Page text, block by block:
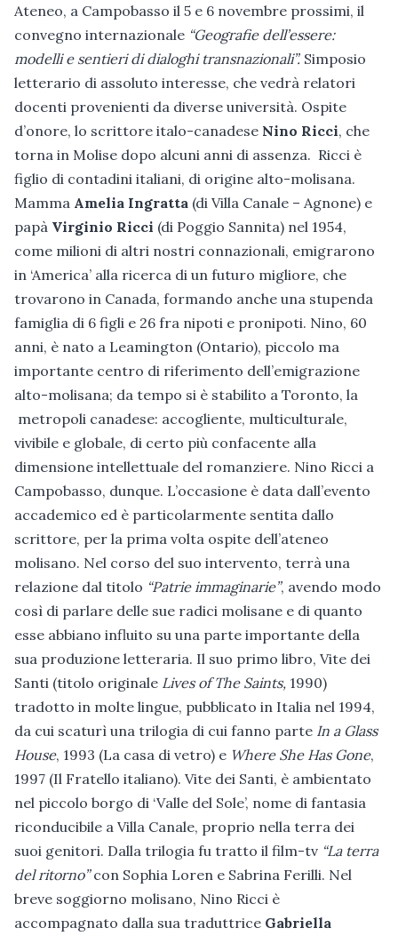
Ateneo, a Campobasso il 5 e 6 novembre prossimi, il
convegno internazionale “Geografie dell’essere:
modelli e sentieri di dialoghi transnazionali”. Simposio
letterario di assoluto interesse, che vedrà relatori
docenti provenienti da diverse università. Ospite
d’onore, lo scrittore italo-canadese Nino Ricci, che
torna in Molise dopo alcuni anni di assenza. Ricci è
figlio di contadini italiani, di origine alto-molisana.
Mamma Amelia Ingratta (di Villa Canale – Agnone) e
papà Virginio Ricci (di Poggio Sannita) nel 1954,
come milioni di altri nostri connazionali, emigrarono
in ‘America’ alla ricerca di un futuro migliore, che
trovarono in Canada, formando anche una stupenda
famiglia di 6 figli e 26 fra nipoti e pronipoti. Nino, 60
anni, è nato a Leamington (Ontario), piccolo ma
importante centro di riferimento dell’emigrazione
alto-molisana; da tempo si è stabilito a Toronto, la
metropoli canadese: accogliente, multiculturale,
vivibile e globale, di certo più confacente alla
dimensione intellettuale del romanziere. Nino Ricci a
Campobasso, dunque. L’occasione è data dall’evento
accademico ed è particolarmente sentita dallo
scrittore, per la prima volta ospite dell’ateneo
molisano. Nel corso del suo intervento, terrà una
relazione dal titolo “Patrie immaginarie”, avendo modo
così di parlare delle sue radici molisane e di quanto
esse abbiano influito su una parte importante della
sua produzione letteraria. Il suo primo libro, Vite dei
Santi (titolo originale Lives of The Saints, 1990)
tradotto in molte lingue, pubblicato in Italia nel 1994,
da cui scaturì una trilogia di cui fanno parte In a Glass
House, 1993 (La casa di vetro) e Where She Has Gone,
1997 (Il Fratello italiano). Vite dei Santi, è ambientato
nel piccolo borgo di ‘Valle del Sole’, nome di fantasia
riconducibile a Villa Canale, proprio nella terra dei
suoi genitori. Dalla trilogia fu tratto il film-tv “La terra
del ritorno”con Sophia Loren e Sabrina Ferilli. Nel
breve soggiorno molisano, Nino Ricci è
accompagnato dalla sua traduttrice Gabriella